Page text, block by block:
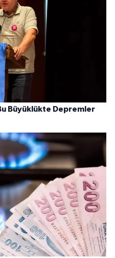
Büyüklükte Depremler